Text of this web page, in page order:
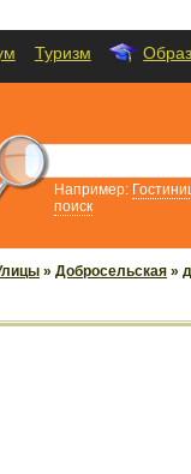
Туризм
Например:
поиск
» Добросельская »